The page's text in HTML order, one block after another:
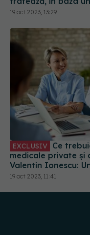
EXCLUSIV
medicale private și
Valentin Ionescu:
nimic. Vă induc în
19 oct 2023, 11:41